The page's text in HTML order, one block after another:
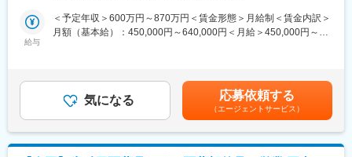
変更の範囲：会社の定める業務
■ソリューション・システム管理
・担当するシステムおよびアプリケーションの安定運用と継続的
する情報を、関係者へ適切に共有する。
・グローバルおよびリージョナルのITチームと連携し、IT戦略、お
よび各種イニシアチブの実行を支援する。
変更の範囲：会社の定める業務
補助食品の品質保証体制の維持・管理、および海外輸出入品を扱
う本社品質保証機能（グローバル機能）を担っています。
改善し、製造管理及び品質管理の適正運用を確認することで、医
療用/一般用医薬品、健康補助食品および治験薬の品質保証を適切
よびGXP組織と連携し、日本市場における主導役として品質シス
給与
＜予定年収＞600万円～870万円＜賃金形態＞月給制＜賃金内訳＞
月額（基本給）：450,000円～640,000円＜月給＞450,000円～
あり、選考を通じて上下する可能性があります。月給(月額)は固定
手当を含めた表記です。
気になる 応募依頼する
（エージェントサービス）